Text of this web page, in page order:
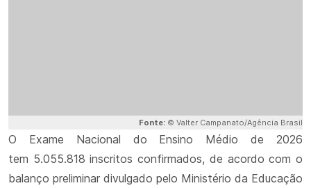
Fonte: © Valter Campanato/Agência Brasil
O Exame Nacional do Ensino Médio de 2026
tem 5.055.818 inscritos confirmados, de acordo com o
balanço preliminar divulgado pelo Ministério da Educação